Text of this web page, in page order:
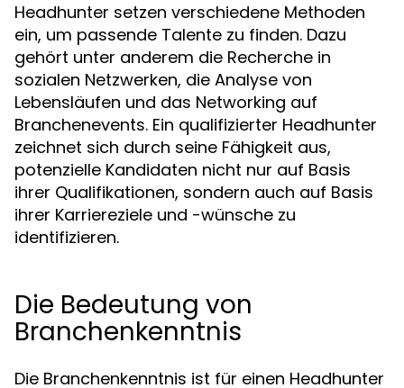
Headhunter setzen verschiedene Methoden
ein, um passende Talente zu finden. Dazu
gehört unter anderem die Recherche in
sozialen Netzwerken, die Analyse von
Lebensläufen und das Networking auf
Branchenevents. Ein qualifizierter Headhunter
zeichnet sich durch seine Fähigkeit aus,
potenzielle Kandidaten nicht nur auf Basis
ihrer Qualifikationen, sondern auch auf Basis
ihrer Karriereziele und -wünsche zu
identifizieren.
Die Bedeutung von
Branchenkenntnis
Die Branchenkenntnis ist für einen Headhunter